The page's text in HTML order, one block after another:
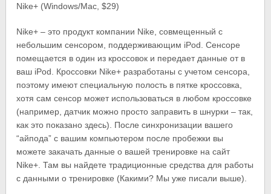
Nike+ (Windows/Mac, $29)
Nike+ – это продукт компании Nike, совмещенный с
небольшим сенсором, поддерживающим iPod. Сенсоре
помещается в один из кроссовок и передает данные от в
ваш iPod. Кроссовки Nike+ разработаны с учетом сенсора,
поэтому имеют специальную полость в пятке кроссовка,
хотя сам сенсор может использоваться в любом кроссовке
(например, датчик можно просто заправить в шнурки – так,
как это показано здесь). После синхронизации вашего
“айпода” с вашим компьютером после пробежки вы
можете закачать данные о вашей тренировке на сайт
Nike+. Там вы найдете традиционные средства для работы
с данными о тренировке (Какими? Мы уже писали выше).